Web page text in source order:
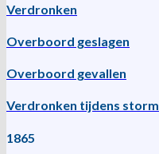
Verdronken
Overboord geslagen
Overboord gevallen
Verdronken tijdens storm
1865